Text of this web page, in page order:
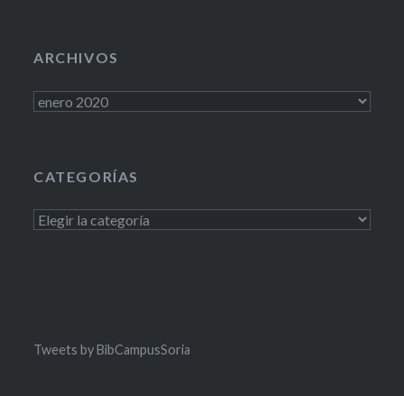
ARCHIVOS
Archivos
CATEGORÍAS
Categorías
Tweets by BibCampusSoria